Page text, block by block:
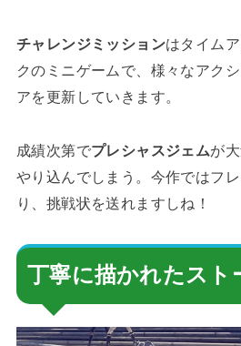
チャレンジミッションはタイム
クのミニゲームで、様々なアク
アを更新していきます。
成績次第でプレシャスジェムが
やり込んでしまう。今作ではフ
り、挑戦状を送れますしね！
丁寧に描かれたスト